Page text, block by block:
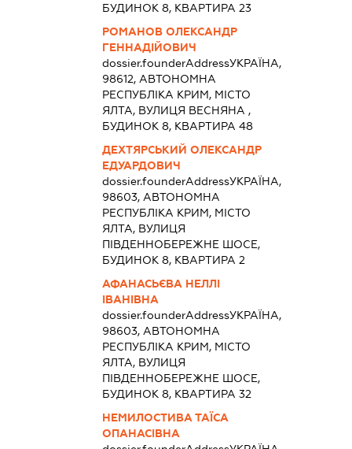
БУДИНОК 8, КВАРТИРА 23
РОМАНОВ ОЛЕКСАНДР
ГЕННАДІЙОВИЧ
dossier.founderAddressУКРАЇНА,
98612, АВТОНОМНА
РЕСПУБЛІКА КРИМ, МІСТО
ЯЛТА, ВУЛИЦЯ ВЕСНЯНА ,
БУДИНОК 8, КВАРТИРА 48
ДЕХТЯРСЬКИЙ ОЛЕКСАНДР
ЕДУАРДОВИЧ
dossier.founderAddressУКРАЇНА,
98603, АВТОНОМНА
РЕСПУБЛІКА КРИМ, МІСТО
ЯЛТА, ВУЛИЦЯ
ПІВДЕННОБЕРЕЖНЕ ШОСЕ,
БУДИНОК 8, КВАРТИРА 2
АФАНАСЬЄВА НЕЛЛІ
ІВАНІВНА
dossier.founderAddressУКРАЇНА,
98603, АВТОНОМНА
РЕСПУБЛІКА КРИМ, МІСТО
ЯЛТА, ВУЛИЦЯ
ПІВДЕННОБЕРЕЖНЕ ШОСЕ,
БУДИНОК 8, КВАРТИРА 32
НЕМИЛОСТИВА ТАЇСА
ОПАНАСІВНА